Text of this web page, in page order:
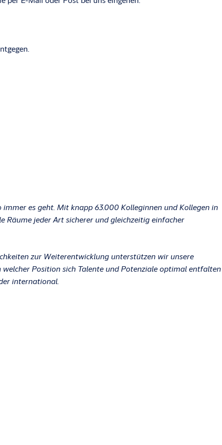
es geht. Mit knapp 63.000 Kolleginnen und Kollegen in
Räume jeder Art sicherer und gleichzeitig einfacher
zur Weiterentwicklung unterstützen wir unsere
Position sich Talente und Potenziale optimal entfalten
international.